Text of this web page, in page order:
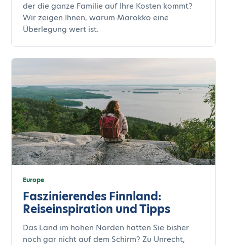
der die ganze Familie auf Ihre Kosten kommt?
Wir zeigen Ihnen, warum Marokko eine
Überlegung wert ist.
Europe
Faszinierendes Finnland:
Reiseinspiration und Tipps
Das Land im hohen Norden hatten Sie bisher
noch gar nicht auf dem Schirm? Zu Unrecht,